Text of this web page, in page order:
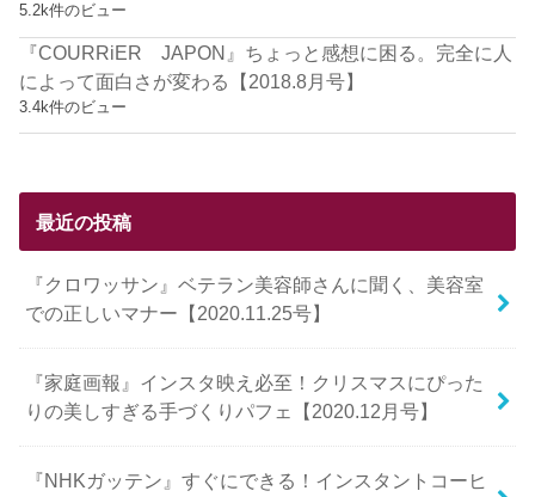
5.2k件のビュー
『COURRiER JAPON』ちょっと感想に困る。完全に人
によって面白さが変わる【2018.8月号】
3.4k件のビュー
最近の投稿
『クロワッサン』ベテラン美容師さんに聞く、美容室
での正しいマナー【2020.11.25号】
『家庭画報』インスタ映え必至！クリスマスにぴった
りの美しすぎる手づくりパフェ【2020.12月号】
『NHKガッテン』すぐにできる！インスタントコーヒ